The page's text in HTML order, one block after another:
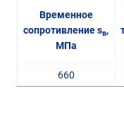
Временное
сопротивление sв,
МПа
660